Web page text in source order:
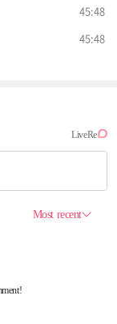
45:48
45:48